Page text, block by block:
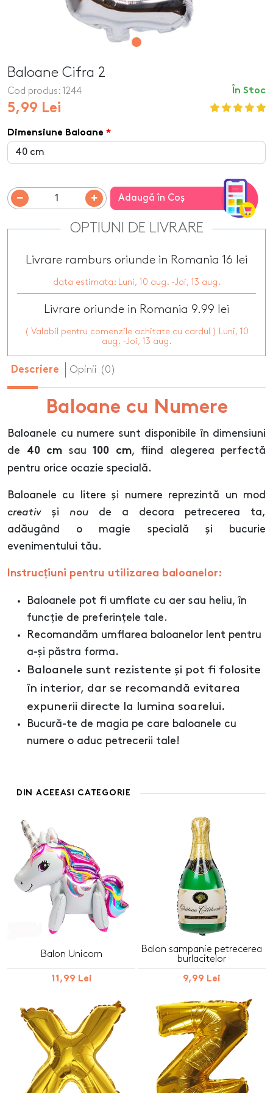
Baloane Cifra 2
În Stoc
Cod produs: 1244
5,99 Lei
Dimensiune Baloane
Adaugă în Coş
OPTIUNI DE LIVRARE
Livrare ramburs oriunde in Romania 16 lei
data estimata: Luni, 10 aug. -Joi, 13 aug.
Livrare oriunde in Romania 9.99 lei
( Valabil pentru comenzile achitate cu cardul ) Luni, 10
aug. -Joi, 13 aug.
Descriere Opinii (0)
Baloane cu Numere
Baloanele cu numere sunt disponibile în dimensiuni
de 40 cm sau 100 cm, fiind alegerea perfectă
pentru orice ocazie specială.
Baloanele cu litere și numere reprezintă un mod
creativ și nou de a decora petrecerea ta,
adăugând o magie specială și bucurie
evenimentului tău.
Instrucțiuni pentru utilizarea baloanelor:
Baloanele pot fi umflate cu aer sau heliu, în
funcție de preferințele tale.
Recomandăm umflarea baloanelor lent pentru
a-și păstra forma.
Baloanele sunt rezistente și pot fi folosite
în interior, dar se recomandă evitarea
expunerii directe la lumina soarelui.
Bucură-te de magia pe care baloanele cu
numere o aduc petrecerii tale!
DIN ACEEASI CATEGORIE
Balon Unicorn
11,99 Lei
Balon sampanie petrecerea
burlacitelor
9,99 Lei